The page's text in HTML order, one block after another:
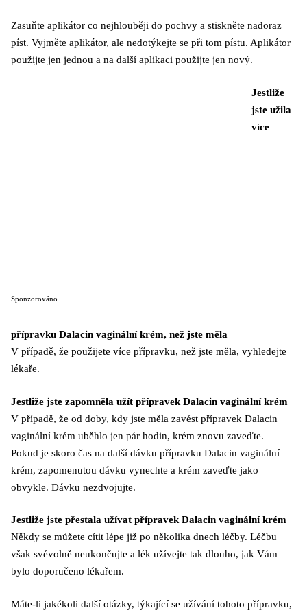
Zasuňte aplikátor co nejhlouběji do pochvy a stiskněte nadoraz
píst. Vyjměte aplikátor, ale nedotýkejte se při tom pístu. Aplikátor
použijte jen jednou a na další aplikaci použijte jen nový.
Sponzorováno
Jestliže
jste užila
více
přípravku Dalacin vaginální krém, než jste měla
V případě, že použijete více přípravku, než jste měla, vyhledejte
lékaře.
Jestliže jste zapomněla užít přípravek Dalacin vaginální krém
V případě, že od doby, kdy jste měla zavést přípravek Dalacin
vaginální krém uběhlo jen pár hodin, krém znovu zaveďte.
Pokud je skoro čas na další dávku přípravku Dalacin vaginální
krém, zapomenutou dávku vynechte a krém zaveďte jako
obvykle. Dávku nezdvojujte.
Jestliže jste přestala užívat přípravek Dalacin vaginální krém
Někdy se můžete cítit lépe již po několika dnech léčby. Léčbu
však svévolně neukončujte a lék užívejte tak dlouho, jak Vám
bylo doporučeno lékařem.
Máte-li jakékoli další otázky, týkající se užívání tohoto přípravku,